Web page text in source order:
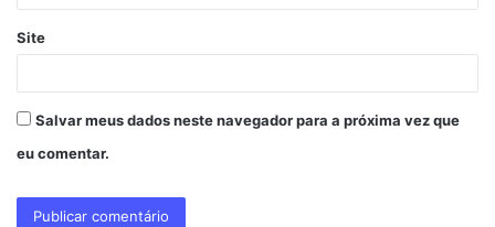
Site
Salvar meus dados neste navegador para a próxima vez que
eu comentar.